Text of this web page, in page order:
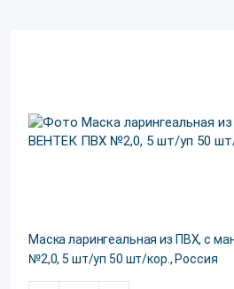
Маска ларингеальная из ПВХ, с
№2,0, 5 шт/уп 50 шт/кор., Россия